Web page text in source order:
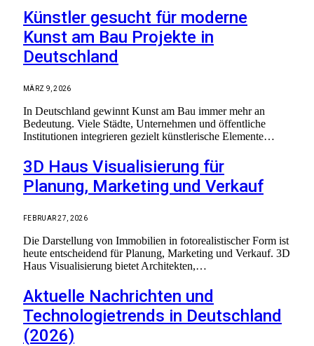
Künstler gesucht für moderne
Kunst am Bau Projekte in
Deutschland
MÄRZ 9, 2026
In Deutschland gewinnt Kunst am Bau immer mehr an
Bedeutung. Viele Städte, Unternehmen und öffentliche
Institutionen integrieren gezielt künstlerische Elemente…
3D Haus Visualisierung für
Planung, Marketing und Verkauf
FEBRUAR 27, 2026
Die Darstellung von Immobilien in fotorealistischer Form ist
heute entscheidend für Planung, Marketing und Verkauf. 3D
Haus Visualisierung bietet Architekten,…
Aktuelle Nachrichten und
Technologietrends in Deutschland
(2026)